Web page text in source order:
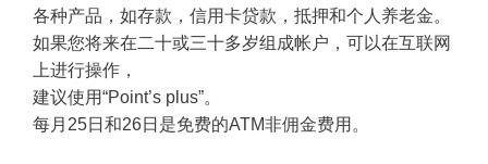
各种产品，如存款，信用卡贷款，抵押和个人养老金。
如果您将来在二十或三十多岁组成帐户，可以在互联网
上进行操作，
建议使用“Point’s plus”。
每月25日和26日是免费的ATM非佣金费用。